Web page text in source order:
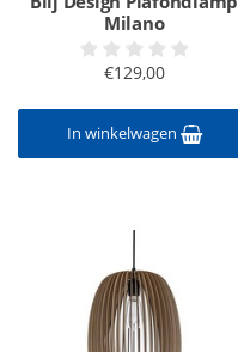
Milano
€129,00
In winkelwagen